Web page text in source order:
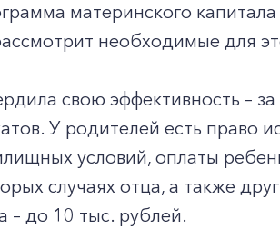
материнского
необходимые для
свою эффективность –
У родителей есть право
условий, оплаты
случаях отца, а также
– до 10 тыс. рублей.